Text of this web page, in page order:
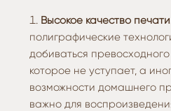
Высокое качество
полиграфические
добиваться
которое не уступает, а
возможности домашнего
важно для